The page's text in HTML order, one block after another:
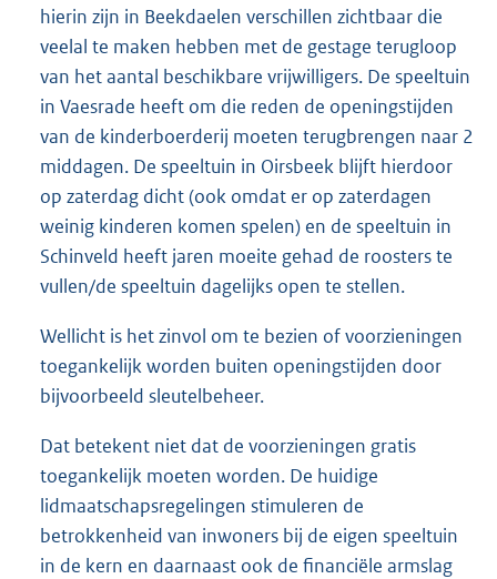
hierin zijn in Beekdaelen verschillen zichtbaar die
veelal te maken hebben met de gestage terugloop
van het aantal beschikbare vrijwilligers. De speeltuin
in Vaesrade heeft om die reden de openingstijden
van de kinderboerderij moeten terugbrengen naar 2
middagen. De speeltuin in Oirsbeek blijft hierdoor
op zaterdag dicht (ook omdat er op zaterdagen
weinig kinderen komen spelen) en de speeltuin in
Schinveld heeft jaren moeite gehad de roosters te
vullen/de speeltuin dagelijks open te stellen.
Wellicht is het zinvol om te bezien of voorzieningen
toegankelijk worden buiten openingstijden door
bijvoorbeeld sleutelbeheer.
Dat betekent niet dat de voorzieningen gratis
toegankelijk moeten worden. De huidige
lidmaatschapsregelingen stimuleren de
betrokkenheid van inwoners bij de eigen speeltuin
in de kern en daarnaast ook de financiële armslag